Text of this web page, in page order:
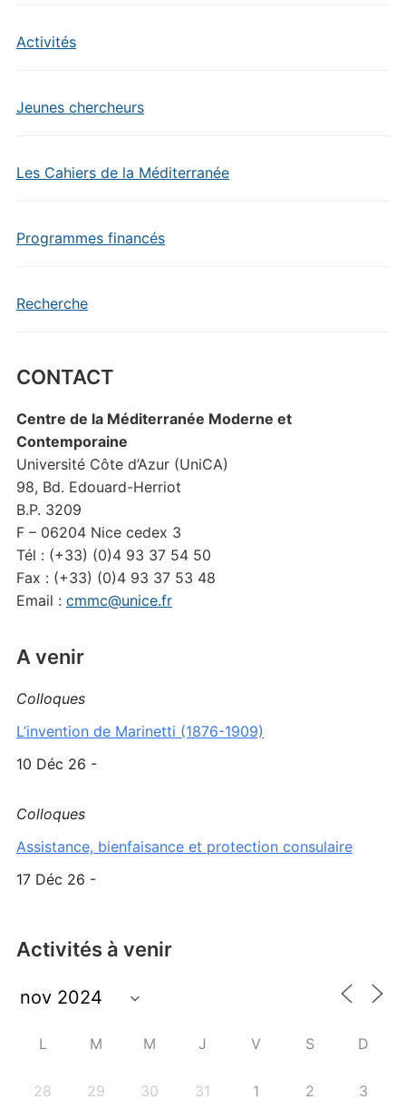
Activités
Jeunes chercheurs
Les Cahiers de la Méditerranée
Programmes financés
Recherche
CONTACT
Centre de la Méditerranée Moderne et
Contemporaine
Université Côte d’Azur (UniCA)
98, Bd. Edouard-Herriot
B.P. 3209
F – 06204 Nice cedex 3
Tél : (+33) (0)4 93 37 54 50
Fax : (+33) (0)4 93 37 53 48
Email : cmmc@unice.fr
A venir
Colloques
L’invention de Marinetti (1876-1909)
10 Déc 26 -
Colloques
Assistance, bienfaisance et protection consulaire
17 Déc 26 -
Activités à venir
L M M J V S D
28 29 30 31 1 2 3